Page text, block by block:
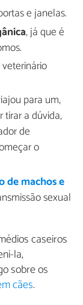
e janelas.
, já que é
para um,
tirar a dúvida,
de
o
de machos e
sexual
caseiros
la,
sobre os
cães.